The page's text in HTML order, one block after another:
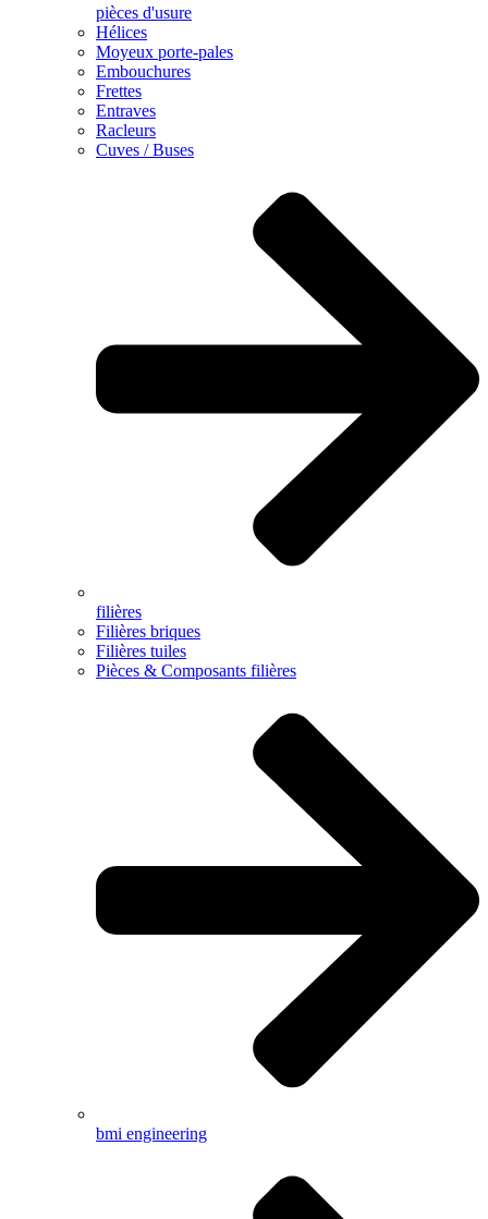
pièces d'usure
Hélices
Moyeux porte-pales
Embouchures
Frettes
Entraves
Racleurs
Cuves / Buses
filières
Filières briques
Filières tuiles
Pièces & Composants filières
bmi engineering